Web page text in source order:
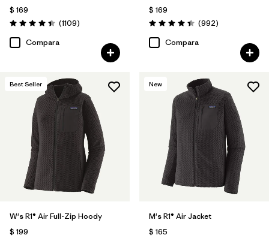
Filtrar por
Gender
Filtrar por
Kids
$ 169
Valoración: 4.4 / 5
(1109Comentarios
)
Compara
$ 169
Valoración: 4.4 / 5
(992Comentarios
)
Compara
Best Seller
W's R1® Air Full-Zip Hoody
$ 199
New
M's R1® Air Jacket
$ 165